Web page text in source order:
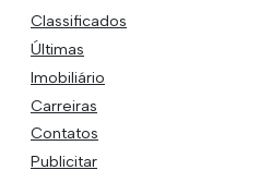
Classificados
Últimas
Imobiliário
Carreiras
Contatos
Publicitar